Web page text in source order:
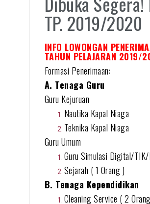
TP. 2019/2020
INFO LOWONGAN
TAHUN PELAJARAN 2019/
Formasi Penerimaan:
A. Tenaga Guru
Guru Kejuruan
Nautika Kapal Niaga
Teknika Kapal Niaga
Guru Umum
Guru Simulasi Digital/
Sejarah ( 1 Orang )
B. Tenaga Kependidikan
Cleaning Service ( 2